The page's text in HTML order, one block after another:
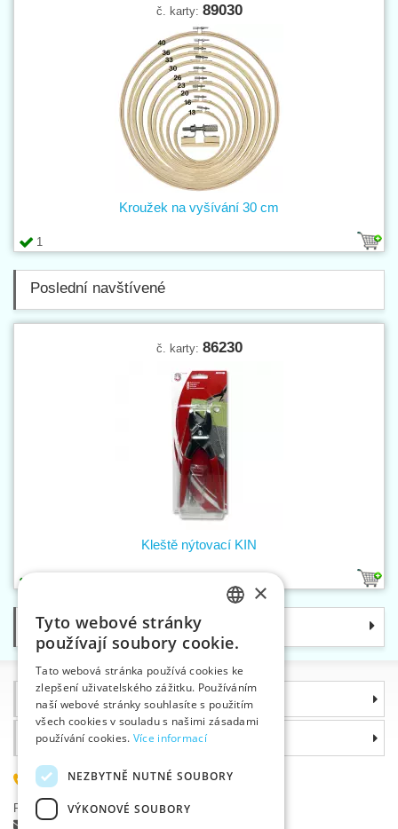
č. karty: 89030
1
Kroužek na vyšívání 30 cm
Poslední navštívené
č. karty: 86230
Kleště nýtovací KIN
Kategorie
Informace
Proč si zvolit právě nás
585 051 217
Plzeňská 868, 783 91 Uničov, Česká republika
Položit dotaz
ENGLISH
GERMAN
×
Tyto webové stránky
používají soubory cookie.
Tato webová stránka používá cookies ke
zlepšení uživatelského zážitku. Používáním
naší webové stránky souhlasíte s použitím
všech cookies v souladu s našimi zásadami
používání cookies. Více informací
NEZBYTNĚ NUTNÉ SOUBORY
VÝKONOVÉ SOUBORY